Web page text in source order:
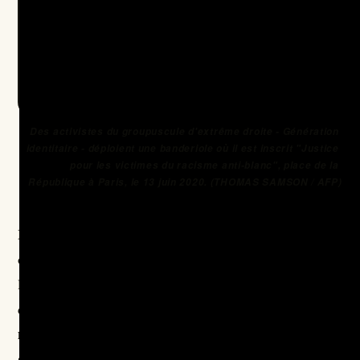
Mais ce racisme existe-t-il vraiment, et de quoi parle-t-
on ? Selon l’étude
l’Institut national d’études démographiques, le racisme
déclaré par les personnes blanches est un
minoritaire et d’une nature très différente